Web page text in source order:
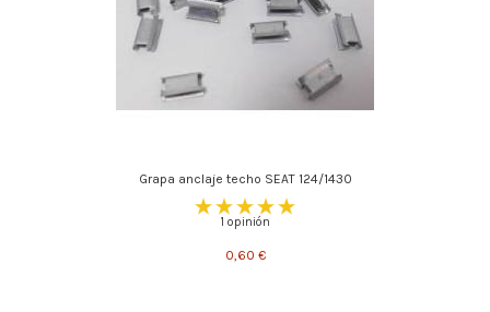
Grapa anclaje techo SEAT 124/1430
1 opinión
0,60 €